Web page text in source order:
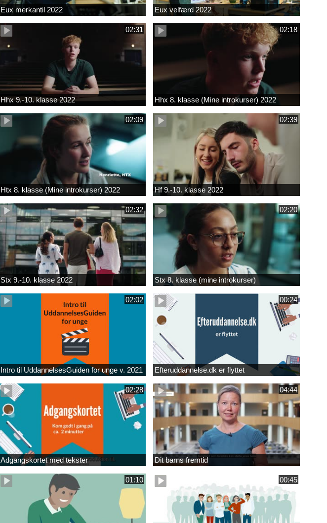
Eux merkantil 2022 Eux velfærd 2022
02:31
Hhx 9.-10. klasse 2022
02:18
Hhx 8. klasse (Mine introkurser) 2022
02:09
Htx 8. klasse (Mine introkurser) 2022
02:39
Hf 9.-10. klasse 2022
02:32
Stx 9.-10. klasse 2022
02:20
Stx 8. klasse (mine introkurser)
02:02
Intro til UddannelsesGuiden for unge v. 2021
00:24
Efteruddannelse.dk er flyttet
02:28
Adgangskortet med tekster
04:44
Dit barns fremtid
01:10 00:45